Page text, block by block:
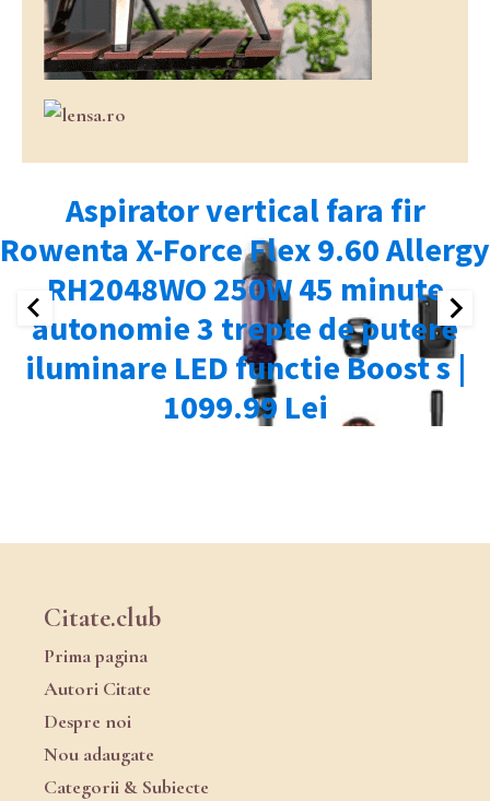
Citate.club
Prima pagina
Autori Citate
Despre noi
Nou adaugate
Categorii & Subiecte